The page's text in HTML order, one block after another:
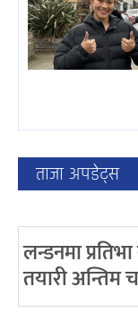
ताजा अपडेट्स
लन्डनमा
तयारी अन्तिम